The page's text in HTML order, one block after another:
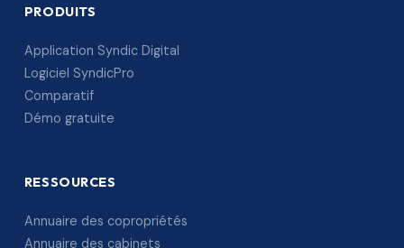
PRODUITS
Application Syndic Digital
Logiciel SyndicPro
Comparatif
Démo gratuite
RESSOURCES
Annuaire des copropriétés
Annuaire des cabinets